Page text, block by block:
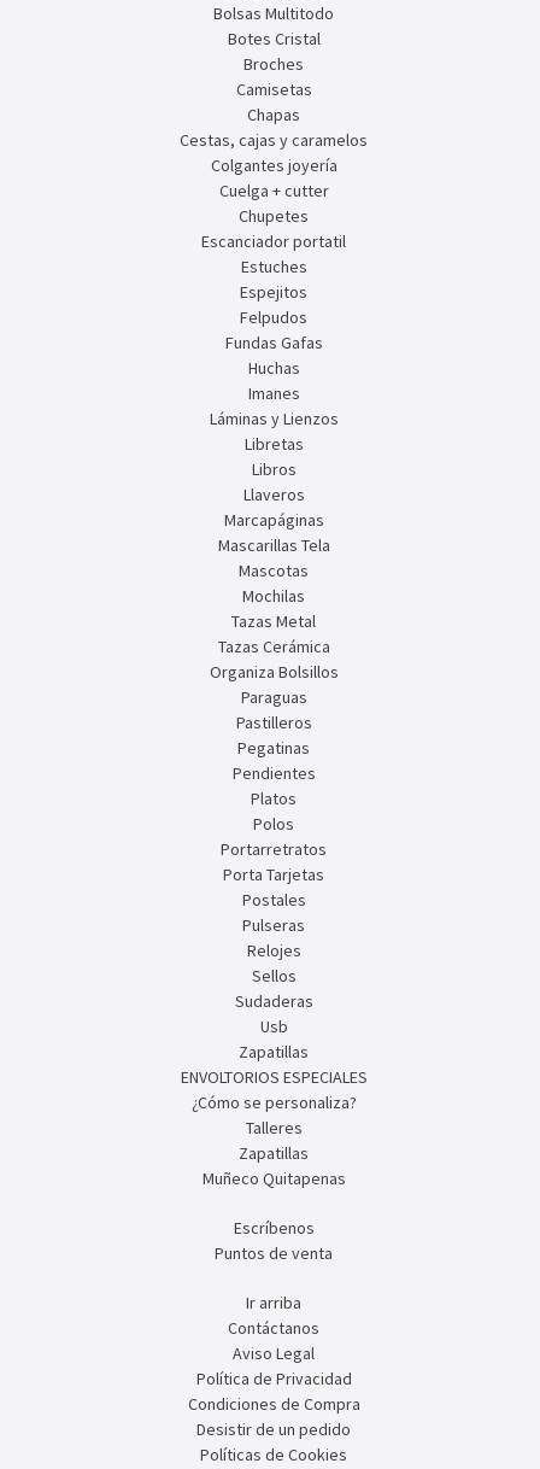
Bolsas Multitodo
Botes Cristal
Broches
Camisetas
Chapas
Cestas, cajas y caramelos
Colgantes joyería
Cuelga + cutter
Chupetes
Escanciador portatil
Estuches
Espejitos
Felpudos
Fundas Gafas
Huchas
Imanes
Láminas y Lienzos
Libretas
Libros
Llaveros
Marcapáginas
Mascarillas Tela
Mascotas
Mochilas
Tazas Metal
Tazas Cerámica
Organiza Bolsillos
Paraguas
Pastilleros
Pegatinas
Pendientes
Platos
Polos
Portarretratos
Porta Tarjetas
Postales
Pulseras
Relojes
Sellos
Sudaderas
Usb
Zapatillas
ENVOLTORIOS ESPECIALES
¿Cómo se personaliza?
Talleres
Zapatillas
Muñeco Quitapenas
Escríbenos
Puntos de venta
Ir arriba
Contáctanos
Aviso Legal
Política de Privacidad
Condiciones de Compra
Desistir de un pedido
Políticas de Cookies